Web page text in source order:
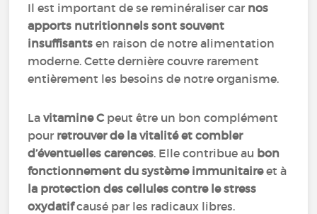
Il est important de se reminéraliser car nos
apports nutritionnels sont souvent
insuffisants en raison de notre alimentation
moderne. Cette dernière couvre rarement
entièrement les besoins de notre organisme.
La vitamine Cpeut être un bon complément
pour retrouver de la vitalité et combler
d’éventuelles carences. Elle contribue au bon
fonctionnement du système immunitaireet à
la protection des cellules contre le stress
oxydatifcausé par les radicaux libres.